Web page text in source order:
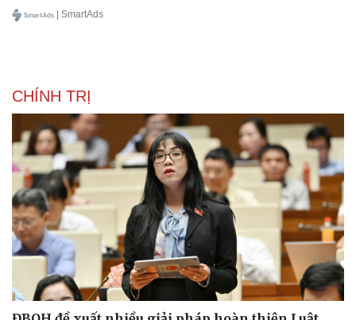
Sức khỏe
Dinh dưỡng - món ngon
Cây thuốc
Sản phụ khoa
Nhi khoa
Nam khoa
Làm đẹp - giảm cân
Phòng mạch online
Ăn sạch sống khỏe
Blog
Tình yêu - Gia đình
| SmartAds
CHÍNH TRỊ